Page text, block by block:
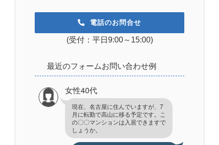
電話のお問合せ
(受付：平日9:00～15:00)
最近のフォームお問い合わせ例
女性40代
現在、名古屋に住んでいますが、7
月に転勤で高山に移る予定です。こ
の〇〇マンションは入居できますで
しょうか。